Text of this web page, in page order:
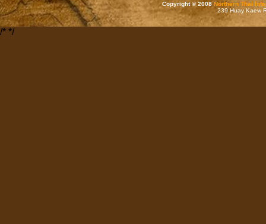
Copyright © 2008Northern Thai
239 Huay Kaew
/* */